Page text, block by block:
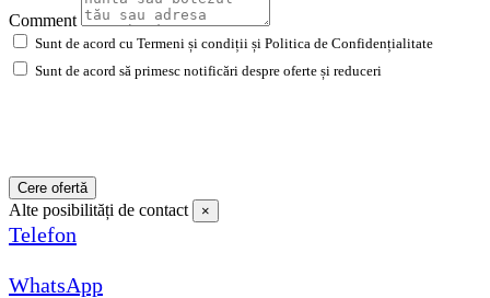
Comment
Sunt de acord cu Termeni și condiții și Politica de Confidențialitate
Sunt de acord să primesc notificări despre oferte și reduceri
Cere ofertă
Alte posibilități de contact ×
Telefon
WhatsApp